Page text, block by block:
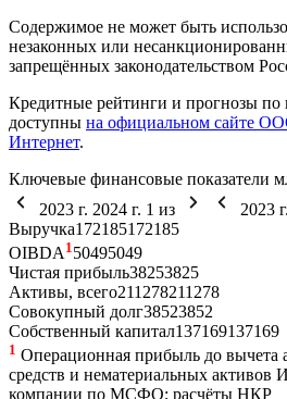
Содержимое не может быть
незаконных или
запрещённых законодательством
Кредитные рейтинги и прогнозы
доступны на официальном сайте
Интернет.
Ключевые финансовые показатели
2023 г. 2024 г. 1 из 2023 г.
Выручка172185172185
OIBDA 1 50495049
Чистая прибыль38253825
Активы, всего211 278211 278
Совокупный долг38523852
Собственный капитал137169137169
1 Операционная прибыль до вычета
средств и нематериальных активов
компании по МСФО; расчёты НКР